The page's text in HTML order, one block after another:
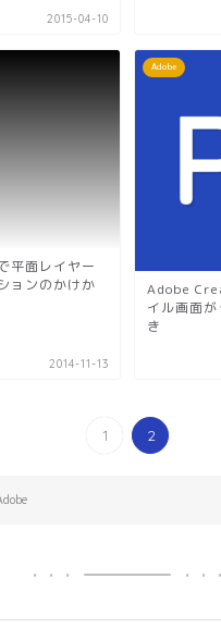
2015-04-10
面レイヤー
ョンのかけか
2014-11-13
Adobe
Adobe
イル画面
き
1 2